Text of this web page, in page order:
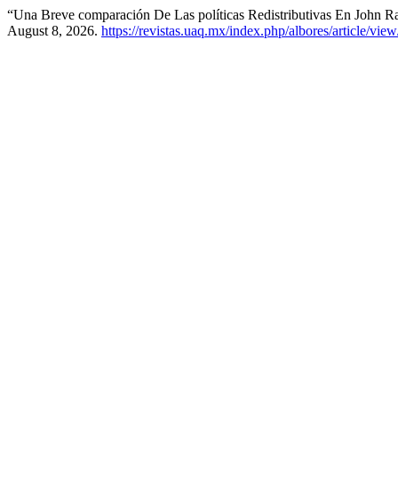
“Una Breve comparación De Las políticas Redistributivas En John
August 8, 2026. https://revistas.uaq.mx/index.php/albores/article/